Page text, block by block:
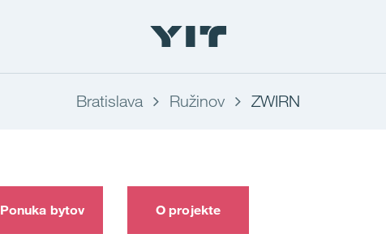
Bratislava Ružinov ZWIRN
Ponuka bytov O projekte